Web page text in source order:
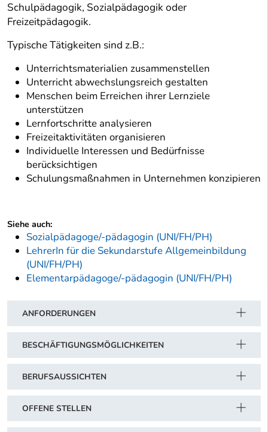
Schulpädagogik, Sozialpädagogik oder
Freizeitpädagogik.
Typische Tätigkeiten sind z.B.:
Unterrichtsmaterialien zusammenstellen
Unterricht abwechslungsreich gestalten
Menschen beim Erreichen ihrer Lernziele
unterstützen
Lernfortschritte analysieren
Freizeitaktivitäten organisieren
Individuelle Interessen und Bedürfnisse
berücksichtigen
Schulungsmaßnahmen in Unternehmen konzipieren
Siehe auch:
Sozialpädagoge/-pädagogin (UNI/FH/PH)
LehrerIn für die Sekundarstufe Allgemeinbildung
(UNI/FH/PH)
Elementarpädagoge/-pädagogin (UNI/FH/PH)
ANFORDERUNGEN
BESCHÄFTIGUNGSMÖGLICHKEITEN
BERUFSAUSSICHTEN
OFFENE STELLEN